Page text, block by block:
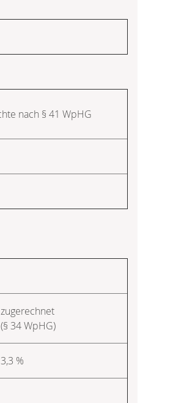
nach § 41 WpHG
zugerechnet
(§ 34 WpHG)
3,3 %